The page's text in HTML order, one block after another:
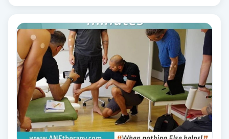
Klippning
Klippning & Slingor
Klippning ungdom
Koppningsmassage